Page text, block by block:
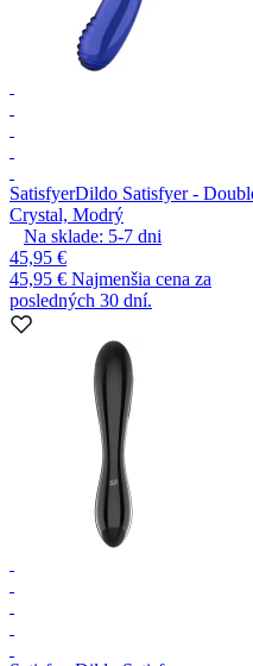
SatisfyerDildo Satisfyer -
Crystal, Modrý
Na sklade: 5-7 dni
45,95 €
45,95 € Najmenšia cena za
posledných 30 dní.